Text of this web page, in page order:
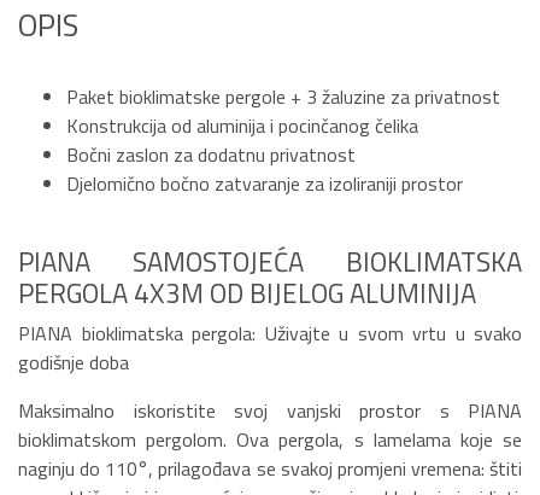
OPIS
Paket bioklimatske pergole + 3 žaluzine za privatnost
Konstrukcija od aluminija i pocinčanog čelika
Bočni zaslon za dodatnu privatnost
Djelomično bočno zatvaranje za izoliraniji prostor
PIANA SAMOSTOJEĆA BIOKLIMATSKA
PERGOLA 4X3M OD BIJELOG ALUMINIJA
PIANA bioklimatska pergola: Uživajte u svom vrtu u svako
godišnje doba
Maksimalno iskoristite svoj vanjski prostor s PIANA
bioklimatskom pergolom. Ova pergola, s lamelama koje se
naginju do 110°, prilagođava se svakoj promjeni vremena: štiti